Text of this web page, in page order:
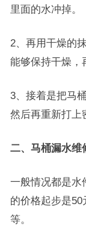
里面的水冲掉。
2、再用干燥的
能够保持干燥，
3、接着是把马
然后再重新打上
二、马桶漏水维
一般情况都是水
的价格起步是
等。